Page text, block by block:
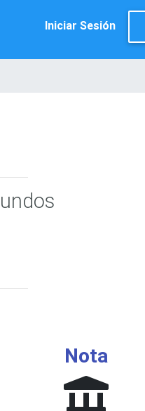
Iniciar Sesión
Nota